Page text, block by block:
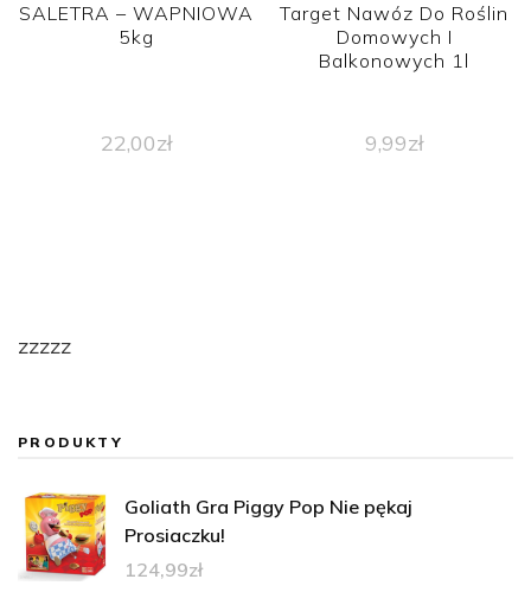
SALETRA – WAPNIOWA
5kg
22,00zł
Target Nawóz Do Roślin
Domowych I
Balkonowych 1l
9,99zł
zzzzz
PRODUKTY
Goliath Gra Piggy Pop Nie pękaj
Prosiaczku!
124,99zł